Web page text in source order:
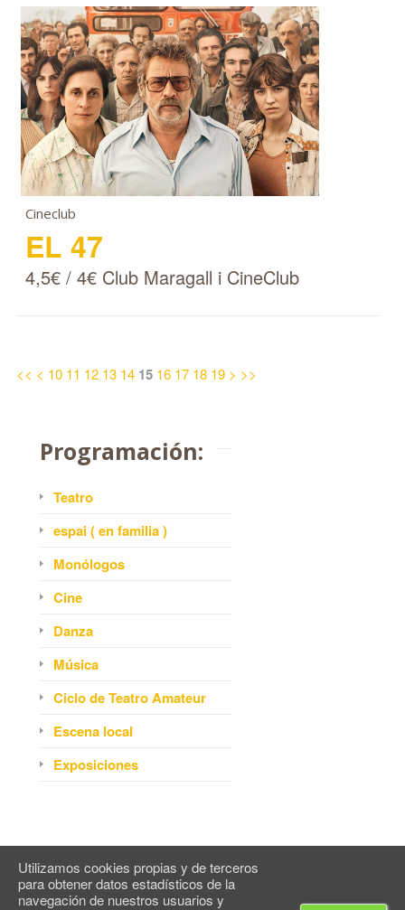
Cineclub
EL 47
4,5€ / 4€ Club Maragall i CineClub
<< < 10 11 12 13 14 15 16 17 18 19 > >>
Programación:
Teatro
espai ( en familia )
Monólogos
Cine
Danza
Música
Ciclo de Teatro Amateur
Escena local
Exposiciones
© Espai Maragall2026
Utilizamos cookies propias y de terceros
para obtener datos estadísticos de la
navegación de nuestros usuarios y